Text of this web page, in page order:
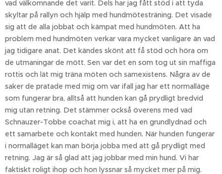
vad välkomnande det varit. Dels har jag fått stöd i att tyda
skyltar på rallyn och hjälp med hundmötesträning. Det visade
sig att de alla jobbat och kämpat med hundmöten. Att ha
problem med hundmöten verkar vara mycket vanligare än vad
jag tidigare anat. Det kändes skönt att få stöd och höra om
de utmaningar de mött. Sen var det en som tog ut sin maffiga
rottis och lät mig träna möten och samexistens. Några av de
saker de pratade med mig om var ifall jag har ett normalläge
som fungerar bra, alltså att hunden kan gå prydligt bredvid
mig utan retning. Det stämmer också överens med vad
Schnauzer-Tobbe coachat mig i, att ha en grundlydnad och
ett samarbete och kontakt med hunden. När hunden fungerar
i normalläget kan man börja jobba med att gå prydligt med
retning. Jag är så glad att jag jobbar med min hund. Vi har
faktiskt roligt ihop och hon lyssnar så mycket mer på mig.